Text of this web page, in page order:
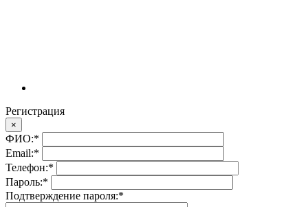
Регистрация
×
ФИО:*
Email:*
Телефон:*
Пароль:*
Подтверждение пароля:*